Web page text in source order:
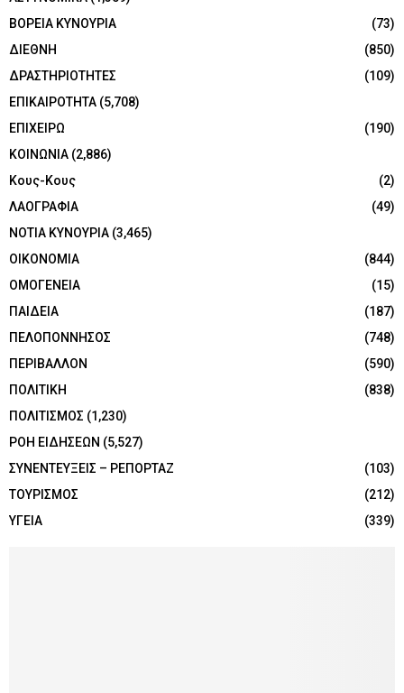
ΒΟΡΕΙΑ ΚΥΝΟΥΡΙΑ
(73)
ΔΙΕΘΝΗ
(850)
ΔΡΑΣΤΗΡΙΟΤΗΤΕΣ
(109)
ΕΠΙΚΑΙΡΟΤΗΤΑ (5,708)
ΕΠΙΧΕΙΡΩ
(190)
ΚΟΙΝΩΝΙΑ (2,886)
Κους-Κους
(2)
ΛΑΟΓΡΑΦΙΑ
(49)
ΝΟΤΙΑ ΚΥΝΟΥΡΙΑ (3,465)
ΟΙΚΟΝΟΜΙΑ
(844)
ΟΜΟΓΕΝΕΙΑ
(15)
ΠΑΙΔΕΙΑ
(187)
ΠΕΛΟΠΟΝΝΗΣΟΣ
(748)
ΠΕΡΙΒΑΛΛΟΝ
(590)
ΠΟΛΙΤΙΚΗ
(838)
ΠΟΛΙΤΙΣΜΟΣ (1,230)
ΡΟΗ ΕΙΔΗΣΕΩΝ (5,527)
ΣΥΝΕΝΤΕΥΞΕΙΣ – ΡΕΠΟΡΤΑΖ
(103)
ΤΟΥΡΙΣΜΟΣ
(212)
ΥΓΕΙΑ
(339)